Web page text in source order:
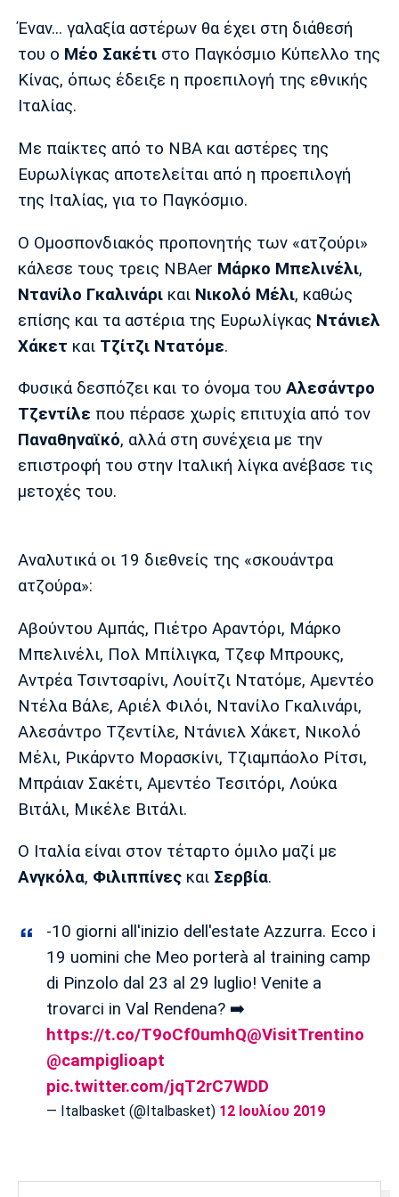
Πολιτισμός
Τραγούδια
Cine Spot
Media
Πρόγραμμα TV
Ιωνικός Πανσερραϊκός
Μπαρτσελόνα
Ρεάλ
Μαδρίτης
Μάντσεστερ
Γιουνάιτεντ
Τσέλσι Άρσεναλ
Μάντσεστερ
Σίτι
Γιουβέντους
Ντόρτμουντ
Ζερμέν
Μονακό
Ερυθρός
Αστέρας
Έναν... γαλαξία αστέρων θα έχει στη διάθεσή
του ο Μέο Σακέτι στο Παγκόσμιο Κύπελλο της
Κίνας, όπως έδειξε η προεπιλογή της εθνικής
Ιταλίας.
Με παίκτες από το ΝΒΑ και αστέρες της
Ευρωλίγκας αποτελείται από η προεπιλογή
της Ιταλίας, για το Παγκόσμιο.
Ο Ομοσπονδιακός προπονητής των «ατζούρι»
κάλεσε τους τρεις ΝΒΑer Μάρκο Μπελινέλι,
Ντανίλο Γκαλινάρι και Νικολό Μέλι, καθώς
επίσης και τα αστέρια της Ευρωλίγκας Ντάνιελ
Χάκετ και Τζίτζι Ντατόμε.
Φυσικά δεσπόζει και το όνομα του Αλεσάντρο
Τζεντίλε που πέρασε χωρίς επιτυχία από τον
Παναθηναϊκό, αλλά στη συνέχεια με την
επιστροφή του στην Ιταλική λίγκα ανέβασε τις
μετοχές του.
Αναλυτικά οι 19 διεθνείς της «σκουάντρα
ατζούρα»:
Αβούντου Αμπάς, Πιέτρο Αραντόρι, Μάρκο
Μπελινέλι, Πολ Μπίλιγκα, Τζεφ Μπρουκς,
Αντρέα Τσιντσαρίνι, Λουίτζι Ντατόμε, Αμεντέο
Ντέλα Βάλε, Αριέλ Φιλόι, Ντανίλο Γκαλινάρι,
Αλεσάντρο Τζεντίλε, Ντάνιελ Χάκετ, Νικολό
Μέλι, Ρικάρντο Μορασκίνι, Τζιαμπάολο Ρίτσι,
Μπράιαν Σακέτι, Αμεντέο Τεσιτόρι, Λούκα
Βιτάλι, Μικέλε Βιτάλι.
Ο Ιταλία είναι στον τέταρτο όμιλο μαζί με
Ανγκόλα, Φιλιππίνες και Σερβία.
-10 giorni all'inizio dell'estate Azzurra. Ecco i
19 uomini che Meo porterà al training camp
di Pinzolo dal 23 al 29 luglio! Venite a
trovarci in Val Rendena? ➡️
https://t.co/T9oCf0umhQ@VisitTrentino
@campiglioapt
pic.twitter.com/jqT2rC7WDD
— Italbasket (@Italbasket) 12 Ιουλίου 2019